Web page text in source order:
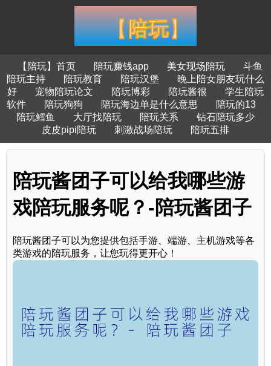
【陪玩】首页 陪玩赚钱app 美女现场陪玩
斗鱼
陪玩主持
陪玩教育 陪玩汉堡
晚上陪女朋友玩什么
好
宠物陪玩论文 陪玩博彩 陪玩酱很
学生陪玩
软件
陪玩狗狗 陪玩海边单是什么意思
陪玩的13
陪玩鳕鱼
大厅找陪玩 陪玩关系
钻石陪玩多少
皮皮pipi陪玩
刺激战场陪玩 陪玩五排
陪玩酱团子可以给我哪些游
戏陪玩服务呢？-陪玩酱团子
陪玩酱团子可以为您提供包括手游、端游、主机游戏等各
类游戏的陪玩服务，让您玩得更开心！